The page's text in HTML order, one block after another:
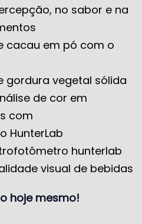
no sabor e na
cacau em pó com o
gordura vegetal sólida
de cor em
com
HunterLab
hunterlab
visual de bebidas
hoje mesmo!